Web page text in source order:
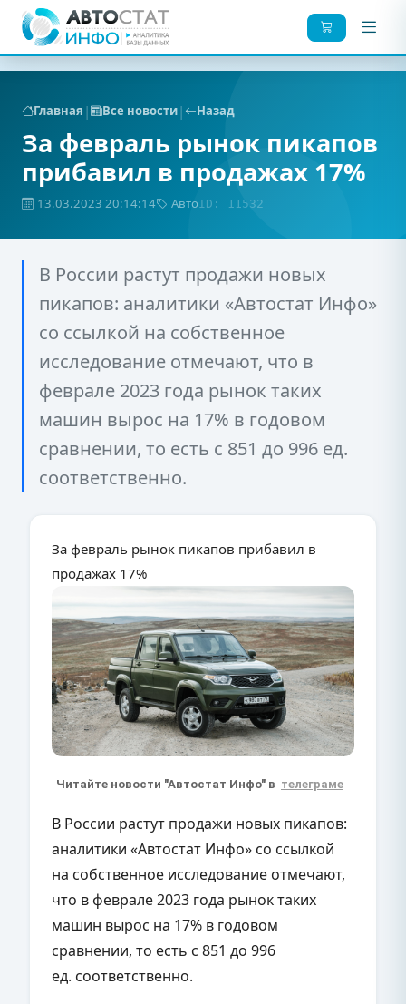
Главная | Все новости| Назад
За февраль рынок пикапов
прибавил в продажах 17%
13.03.2023 20:14:14 АвтоID: 11532
В России растут продажи новых
пикапов: аналитики «Автостат Инфо»
со ссылкой на собственное
исследование отмечают, что в
феврале 2023 года рынок таких
машин вырос на 17% в годовом
сравнении, то есть с 851 до 996 ед.
соответственно.
За февраль рынок пикапов прибавил в
продажах 17%
Читайте новости "Автостат Инфо" в телеграме
В России растут продажи новых пикапов:
аналитики «Автостат Инфо» со ссылкой
на собственное исследование отмечают,
что в феврале 2023 года рынок таких
машин вырос на 17% в годовом
сравнении, то есть с 851 до 996
ед. соответственно.